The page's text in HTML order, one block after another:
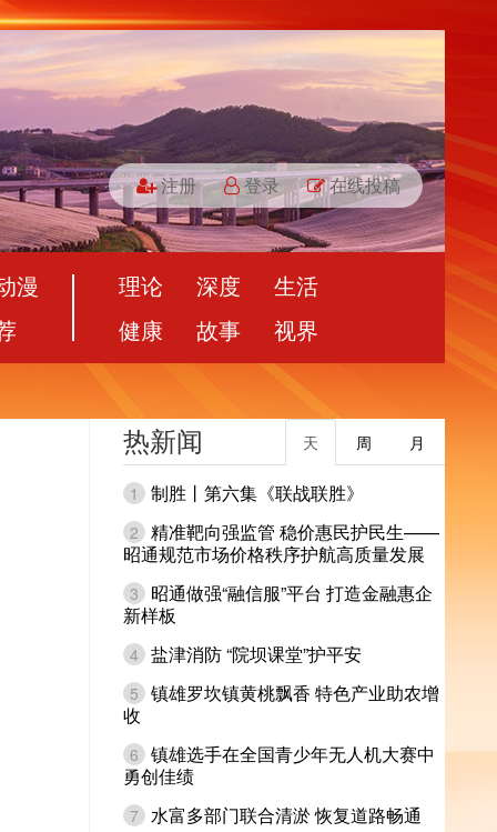
注册 登录 在线投稿
漫
理论 深度
生活
健康
故事 视界
热新闻 月
周
天
1 制胜丨第六集《联战联胜》
2 精准靶向强监管 稳价惠民护民生——
昭通规范市场价格秩序护航高质量发展
3
昭通做强“融信服”平台 打造金融惠企
新样板
4 盐津消防 “院坝课堂”护平安
5 镇雄罗坎镇黄桃飘香 特色产业助农增
收
6 镇雄选手在全国青少年无人机大赛中
勇创佳绩
7 水富多部门联合清淤 恢复道路畅通